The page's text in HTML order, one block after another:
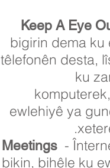
Keep A Eye
bigirin dema ku
têlefonên desta,
ku
ewlehiyê ya
Meetings -
bikin, bihêle ku